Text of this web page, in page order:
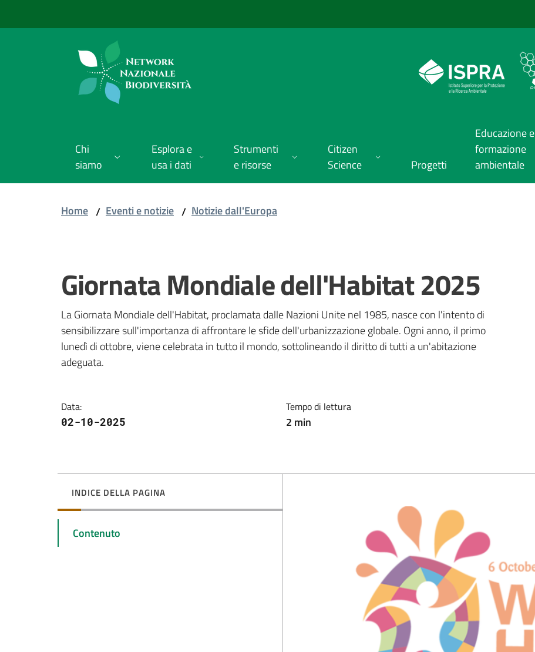
Chi
siamo
Esplora e
usa i dati
Strumenti
e risorse
Citizen
Science
Progetti
Educazione e
formazione
ambientale
Home / Eventi e notizie / Notizie dall'Europa
Giornata Mondiale dell'Habitat 2025
La Giornata Mondiale dell'Habitat, proclamata dalle Nazioni Unite nel 1985, nasce con l'intento di
sensibilizzare sull'importanza di affrontare le sfide dell'urbanizzazione globale. Ogni anno, il primo
lunedì di ottobre, viene celebrata in tutto il mondo, sottolineando il diritto di tutti a un'abitazione
adeguata.
Data:
02-10-2025
Tempo di lettura
2 min
INDICE DELLA PAGINA
Contenuto